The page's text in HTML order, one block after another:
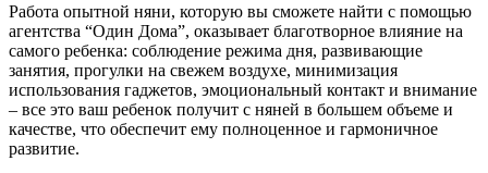
Работа опытной няни, которую вы сможете найти с помощью
агентства “Один Дома”, оказывает благотворное влияние на
самого ребенка: соблюдение режима дня, развивающие
занятия, прогулки на свежем воздухе, минимизация
использования гаджетов, эмоциональный контакт и внимание
– все это ваш ребенок получит с няней в большем объеме и
качестве, что обеспечит ему полноценное и гармоничное
развитие.